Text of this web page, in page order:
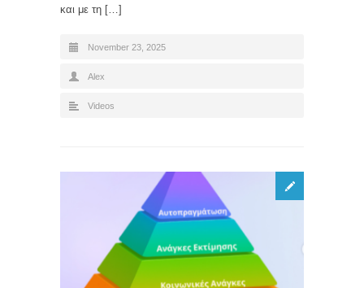
και με τη […]
November 23, 2025
Alex
Videos